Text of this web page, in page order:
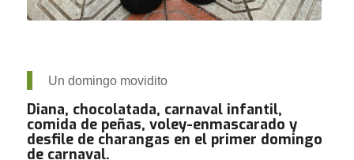
Un domingo movidito
Diana, chocolatada, carnaval infantil,
comida de peñas, voley-enmascarado y
desfile de charangas en el primer domingo
de carnaval.